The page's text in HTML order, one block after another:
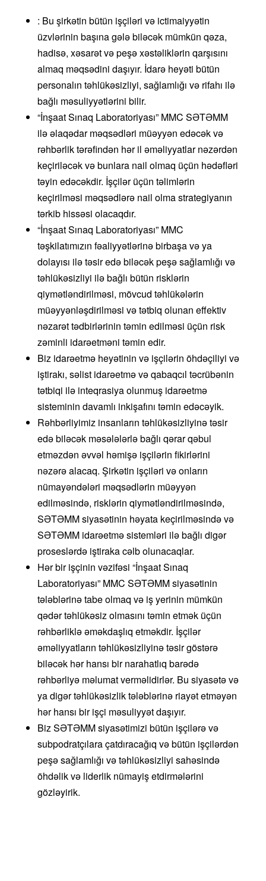
: Bu şirkətin bütün işçiləri və ictimaiyyətin
üzvlərinin başına gələ biləcək mümkün qəza,
hadisə, xəsarət və peşə xəstəliklərin qarşısını
almaq məqsədini daşıyır. İdarə heyəti bütün
personalın təhlükəsizliyi, sağlamlığı və rifahı ilə
bağlı məsuliyyətlərini bilir.
“İnşaat Sınaq Laboratoriyası” MMC SƏTƏMM
ilə əlaqədar məqsədləri müəyyən edəcək və
rəhbərlik tərəfindən hər il əməliyyatlar nəzərdən
keçiriləcək və bunlara nail olmaq üçün hədəfləri
təyin edəcəkdir. İşçilər üçün təlimlərin
keçirilməsi məqsədlərə nail olma strategiyanın
tərkib hissəsi olacaqdır.
“İnşaat Sınaq Laboratoriyası” MMC
təşkilatımızın fəaliyyətlərinə birbaşa və ya
dolayısı ilə təsir edə biləcək peşə sağlamlığı və
təhlükəsizliyi ilə bağlı bütün risklərin
qiymətləndirilməsi, mövcud təhlükələrin
müəyyənləşdirilməsi və tətbiq olunan effektiv
nəzarət tədbirlərinin təmin edilməsi üçün risk
zəminli idarəetməni təmin edir.
Biz idarəetmə heyətinin və işçilərin öhdəçiliyi və
iştirakı, səlist idarəetmə və qabaqcıl təcrübənin
tətbiqi ilə inteqrasiya olunmuş idarəetmə
sisteminin davamlı inkişafını təmin edəcəyik.
Rəhbərliyimiz insanların təhlükəsizliyinə təsir
edə biləcək məsələlərlə bağlı qərar qəbul
etməzdən əvvəl həmişə işçilərin fikirlərini
nəzərə alacaq. Şirkətin işçiləri və onların
nümayəndələri məqsədlərin müəyyən
edilməsində, risklərin qiymətləndirilməsində,
SƏTƏMM siyasətinin həyata keçirilməsində və
SƏTƏMM idarəetmə sistemləri ilə bağlı digər
proseslərdə iştiraka cəlb olunacaqlar.
Hər bir işçinin vəzifəsi “İnşaat Sınaq
Laboratoriyası” MMC SƏTƏMM siyasətinin
tələblərinə tabe olmaq və iş yerinin mümkün
qədər təhlükəsiz olmasını təmin etmək üçün
rəhbərliklə əməkdaşlıq etməkdir. İşçilər
əməliyyatların təhlükəsizliyinə təsir göstərə
biləcək hər hansı bir narahatlıq barədə
rəhbərliyə məlumat verməlidirlər. Bu siyasətə və
ya digər təhlükəsizlik tələblərinə riayət etməyən
hər hansı bir işçi məsuliyyət daşıyır.
Biz SƏTƏMM siyasətimizi bütün işçilərə və
subpodratçılara çatdıracağıq və bütün işçilərdən
peşə sağlamlığı və təhlükəsizliyi sahəsində
öhdəlik və liderlik nümayiş etdirmələrini
gözləyirik.